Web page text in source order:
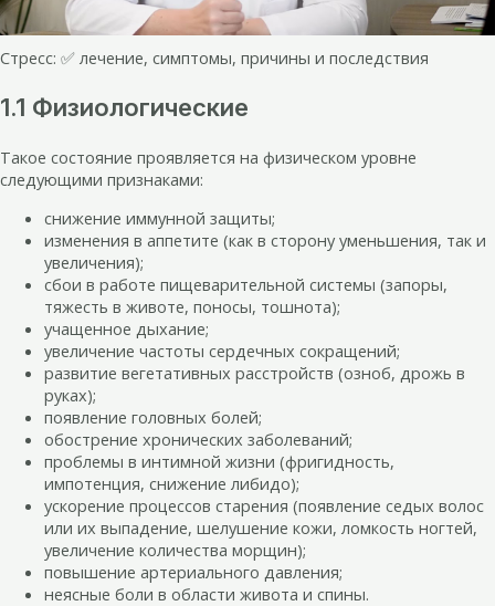
Стресс: ✅ лечение, симптомы, причины и последствия
1.1 Физиологические
Такое состояние проявляется на физическом уровне
следующими признаками:
снижение иммунной защиты;
изменения в аппетите (как в сторону уменьшения, так и
увеличения);
сбои в работе пищеварительной системы (запоры,
тяжесть в животе, поносы, тошнота);
учащенное дыхание;
увеличение частоты сердечных сокращений;
развитие вегетативных расстройств (озноб, дрожь в
руках);
появление головных болей;
обострение хронических заболеваний;
проблемы в интимной жизни (фригидность,
импотенция, снижение либидо);
ускорение процессов старения (появление седых волос
или их выпадение, шелушение кожи, ломкость ногтей,
увеличение количества морщин);
повышение артериального давления;
неясные боли в области живота и спины.